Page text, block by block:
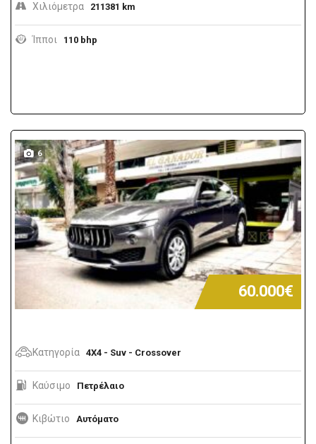
Χιλιόμετρα 211381 km
Ίπποι 110 bhp
6
60.000€
Κατηγορία 4X4 - Suv - Crossover
Καύσιμο Πετρέλαιο
Κιβώτιο Αυτόματο